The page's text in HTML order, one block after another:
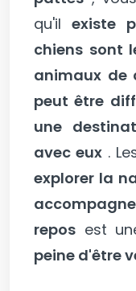
qu'ilexiste
chiens sont
animaux de
peut être
une
avec eux.
explorer la
repos est
peine d'être